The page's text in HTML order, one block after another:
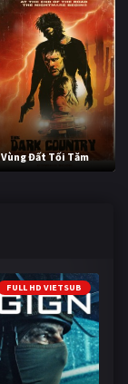
Vùng Đất Tối Tăm
FULL HD VIETSUB